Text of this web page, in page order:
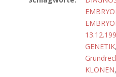
GENETIK,
KLONEN,